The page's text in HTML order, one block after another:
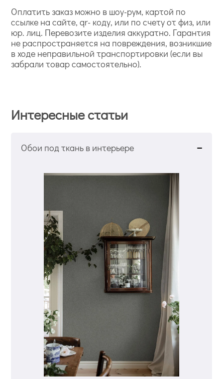
Оплатить заказ можно в шоу-рум, картой по
ссылке на сайте, qr- коду, или по счету от физ, или
юр. лиц. Перевозите изделия аккуратно. Гарантия
не распространяется на повреждения, возникшие
в ходе неправильной транспортировки (если вы
забрали товар самостоятельно).
Интересные статьи
Обои под ткань в интерьере